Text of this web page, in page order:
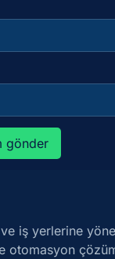
iş yerlerine
otomasyon